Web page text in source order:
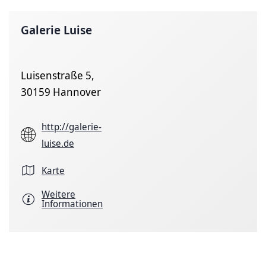
Galerie Luise
Luisenstraße 5,
30159 Hannover
http://galerie-
luise.de
Karte
Weitere
Informationen